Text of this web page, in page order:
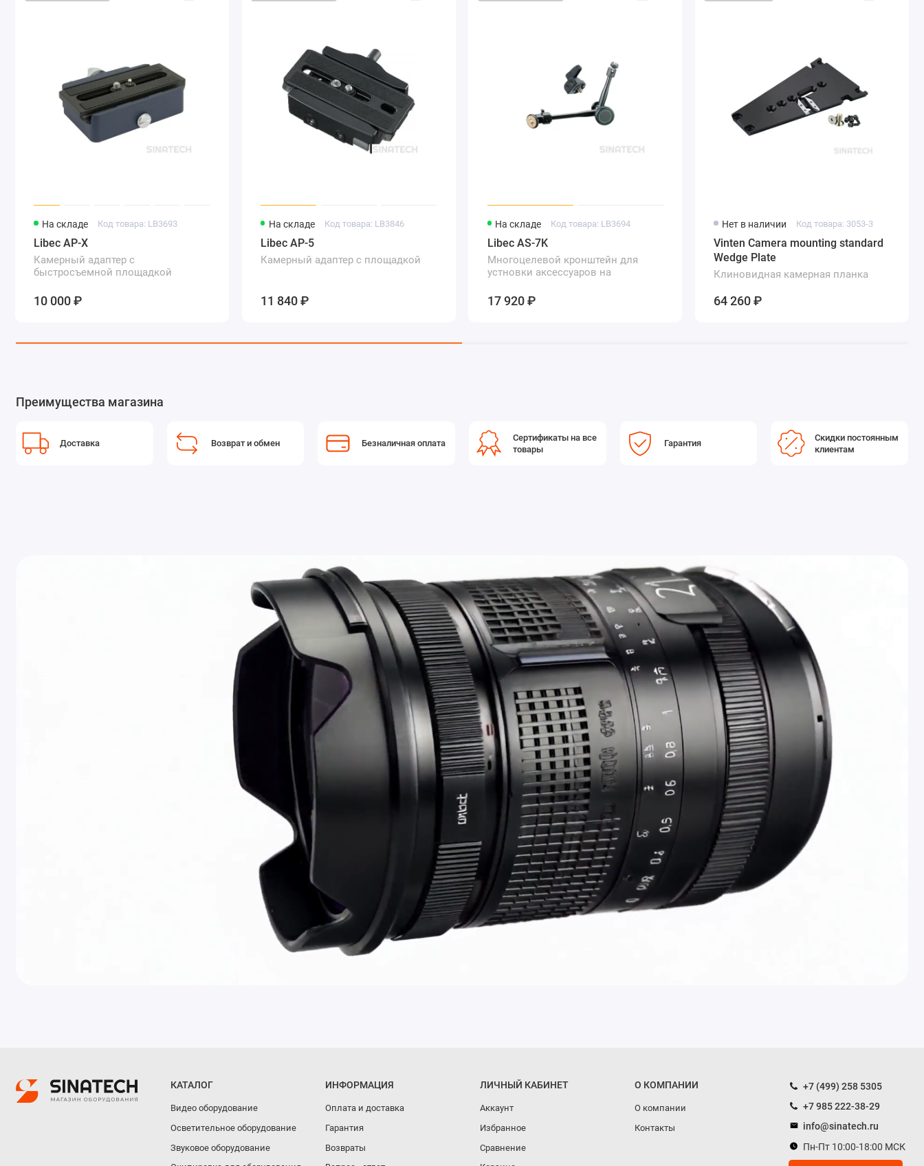
На складе Код товара: LB3693
Libec AP-X
Камерный адаптер с
быстросъемной площадкой
10 000 ₽
На складе Код товара: LB3846
Libec AP-5
Камерный адаптер с площадкой
11 840 ₽
На складе Код товара: LB3694
Libec AS-7K
Многоцелевой кронштейн для
устновки аксессуаров на
17 920 ₽
Нет в наличии Код товара: 3053-3
Vinten Camera mounting standard
Wedge Plate
Клиновидная камерная планка
64 260 ₽
Преимущества магазина
Доставка Возврат и обмен Безналичная оплата
Сертификаты на все
товары
Гарантия
Скидки постоянным
клиентам
КАТАЛОГ
Видео оборудование
Осветительное оборудование
Звуковое оборудование
ИНФОРМАЦИЯ
Оплата и доставка
Гарантия
Возвраты
ЛИЧНЫЙ КАБИНЕТ
Аккаунт
Избранное
Сравнение
О КОМПАНИИ
О компании
Контакты
+7 (499) 258 5305
+7 985 222-38-29
info@sinatech.ru
Пн-Пт 10:00-18:00 МСК